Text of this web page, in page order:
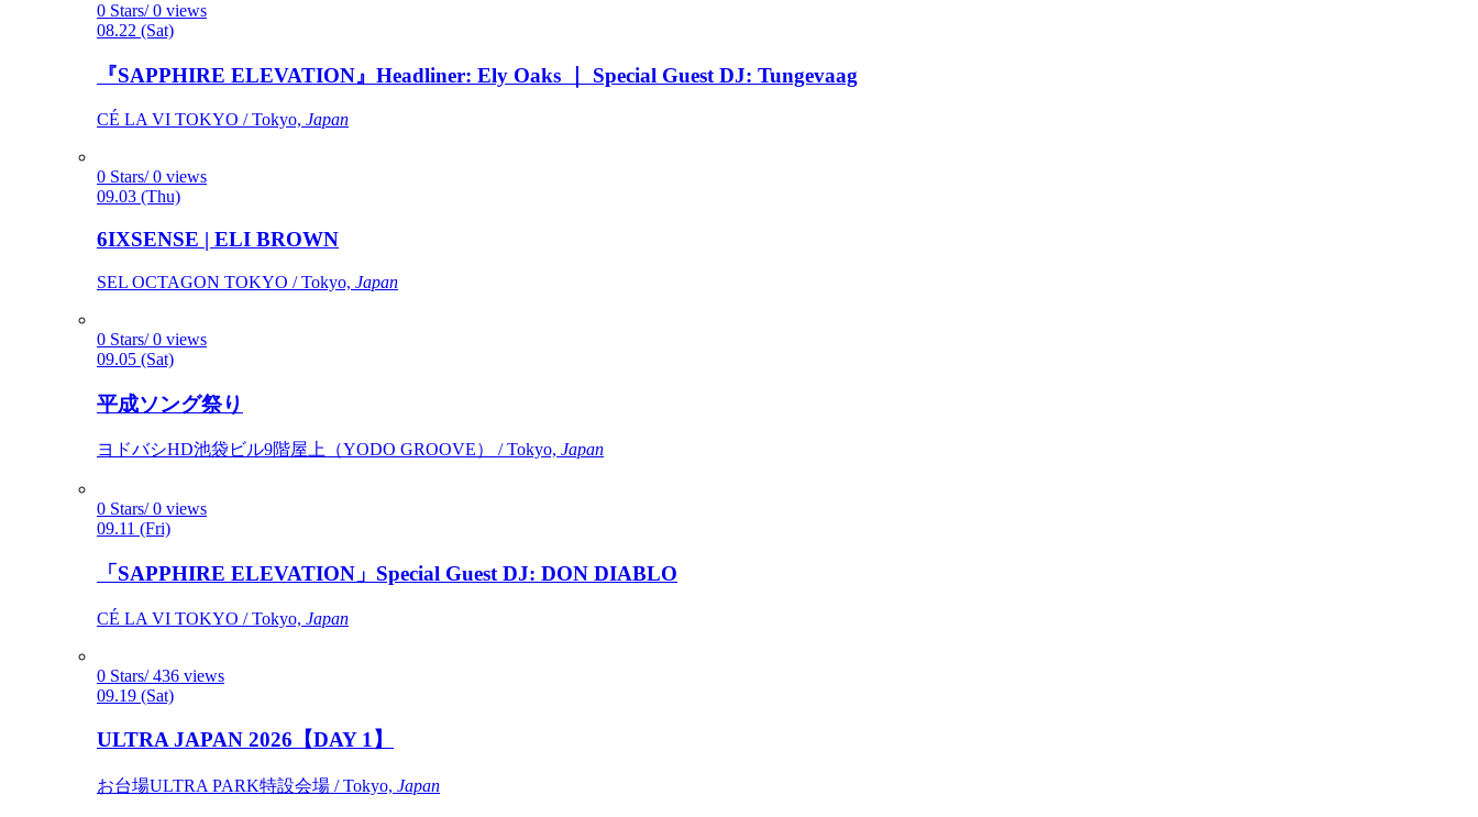
0 Stars/ 0 views
08.22 (Sat)
『SAPPHIRE ELEVATION』Headliner: Ely Oaks ｜ Special Guest DJ: Tungevaag
CÉ LA VI TOKYO / Tokyo, Japan
0 Stars/ 0 views
09.03 (Thu)
6IXSENSE | ELI BROWN
SEL OCTAGON TOKYO / Tokyo, Japan
0 Stars/ 0 views
09.05 (Sat)
平成ソング祭り
ヨドバシHD池袋ビル9階屋上（YODO GROOVE） / Tokyo, Japan
0 Stars/ 0 views
09.11 (Fri)
「SAPPHIRE ELEVATION」Special Guest DJ: DON DIABLO
CÉ LA VI TOKYO / Tokyo, Japan
0 Stars/ 436 views
09.19 (Sat)
ULTRA JAPAN 2026【DAY 1】
お台場ULTRA PARK特設会場 / Tokyo, Japan